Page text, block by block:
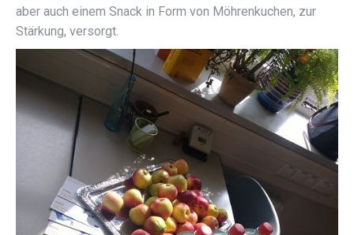
aber auch einem Snack in Form von Möhrenkuchen, zur
Stärkung, versorgt.